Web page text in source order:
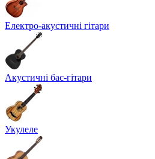
Електро-акустичні гітари
Акустичні бас-гітари
Укулеле